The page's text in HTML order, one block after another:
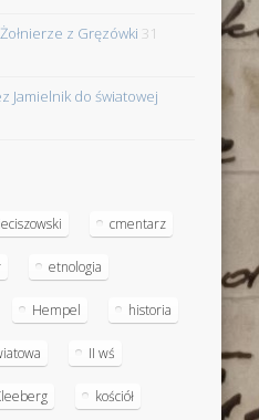
z Gręzówki 31
Jamielnik do światowej
cmentarz
etnologia
Hempel historia
II wś
kościół